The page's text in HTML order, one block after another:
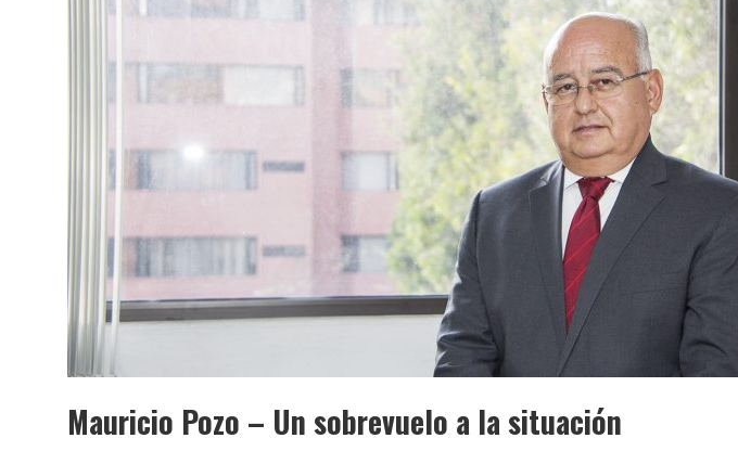
Mauricio Pozo – Un sobrevuelo a la situación
SAINT-GOBAIN